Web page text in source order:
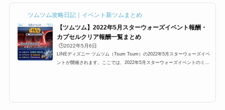
ツムツム攻略日記｜イベント新ツムまとめ
【ツムツム】2022年5月スターウォーズイベント報酬・
カプセルクリア報酬一覧まとめ
🕒️2022年5月6日
LINEディズニー ツムツム（Tsum Tsum）の2022年5月スターウォーズイベ
ントが開催されます。ここでは、2022年5月スターウォーズイベントのミッ